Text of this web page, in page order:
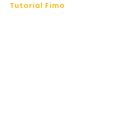
Tutorial Fimo